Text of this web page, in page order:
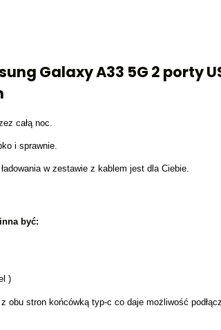
Galaxy A33 5G 2 porty
całą noc.
i sprawnie.
w zestawie z kablem jest dla Ciebie.
być:
)
obu stron końcówką typ-c co daje możliwość